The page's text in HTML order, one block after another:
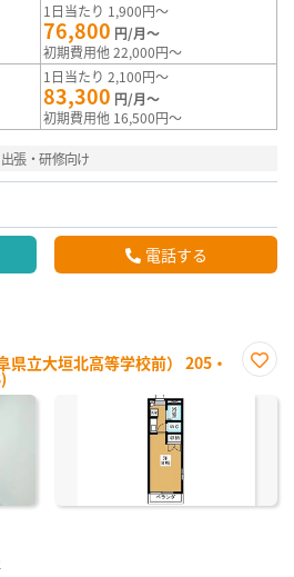
1日当たり 1,900円～
76,800 円/月～
初期費用他 22,000円～
1日当たり 2,100円～
83,300 円/月～
初期費用他 16,500円～
出張・研修向け
電話する
県立大垣北高等学校前） 205・
に入